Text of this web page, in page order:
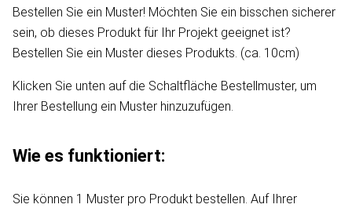
Bestellen Sie ein Muster! Möchten Sie ein bisschen sicherer
sein, ob dieses Produkt für Ihr Projekt geeignet ist?
Bestellen Sie ein Muster dieses Produkts. (ca. 10cm)
Klicken Sie unten auf die Schaltfläche Bestellmuster, um
Ihrer Bestellung ein Muster hinzuzufügen.
Wie es funktioniert:
Sie können 1 Muster pro Produkt bestellen. Auf Ihrer